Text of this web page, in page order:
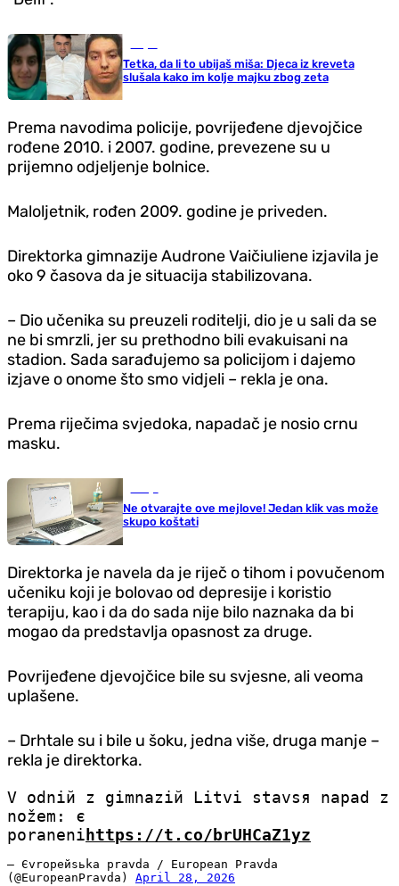
Tetka, da li to ubijaš miša: Djeca iz kreveta
slušala kako im kolje majku zbog zeta
Prema navodima policije, povrijeđene djevojčice
rođene 2010. i 2007. godine, prevezene su u
prijemno odjeljenje bolnice.
Maloljetnik, rođen 2009. godine je priveden.
Direktorka gimnazije Audrone Vaičiuliene izjavila je
oko 9 časova da je situacija stabilizovana.
– Dio učenika su preuzeli roditelji, dio je u sali da se
ne bi smrzli, jer su prethodno bili evakuisani na
stadion. Sada sarađujemo sa policijom i dajemo
izjave o onome što smo vidjeli – rekla je ona.
Prema riječima svjedoka, napadač je nosio crnu
masku.
Ne otvarajte ove mejlove! Jedan klik vas može
skupo koštati
Direktorka je navela da je riječ o tihom i povučenom
učeniku koji je bolovao od depresije i koristio
terapiju, kao i da do sada nije bilo naznaka da bi
mogao da predstavlja opasnost za druge.
Povrijeđene djevojčice bile su svjesne, ali veoma
uplašene.
– Drhtale su i bile u šoku, jedna više, druga manje –
rekla je direktorka.
V odnій z gіmnazій Litvi stavsя napad z
nožem: є
poranenі https://t.co/brUHCaZ1yz
— Єvropeйsьka pravda / European Pravda
(@EuropeanPravda) April 28, 2026